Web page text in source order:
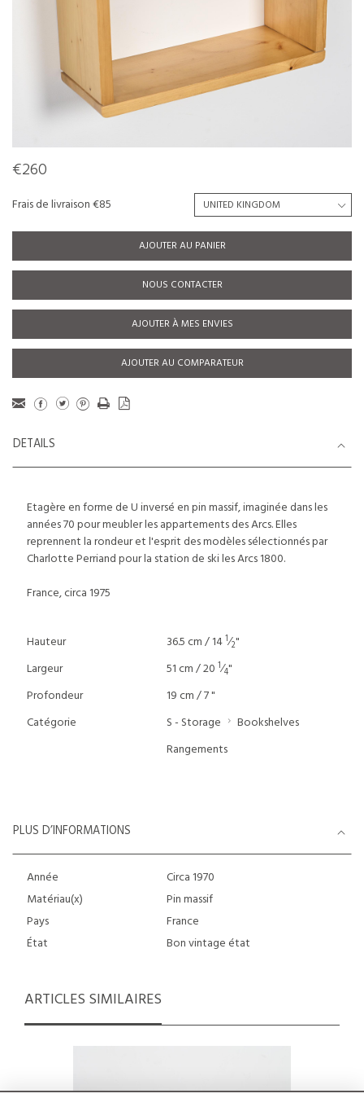
€260
Frais de livraison €85
AJOUTER AU PANIER
NOUS CONTACTER
AJOUTER À MES ENVIES
AJOUTER AU COMPARATEUR
DETAILS
Etagère en forme de U inversé en pin massif, imaginée dans les
années 70 pour meubler les appartements des Arcs. Elles
reprennent la rondeur et l'esprit des modèles sélectionnés par
Charlotte Perriand pour la station de ski les Arcs 1800.
France, circa 1975
Hauteur 36.5 cm / 141⁄2"
Largeur
51 cm / 20 1⁄4"
Profondeur
19 cm / 7 "
Catégorie
S - Storage
Bookshelves
Rangements
PLUS D’INFORMATIONS
Année
Circa 1970
Matériau(x)
Pin massif
Pays
France
État
Bon vintage état
ARTICLES SIMILAIRES